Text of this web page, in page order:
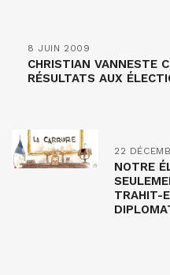
8 JUIN 2009
CHRISTIAN VANNESTE
RÉSULTATS AUX
22
NOTRE
TRAHIT-